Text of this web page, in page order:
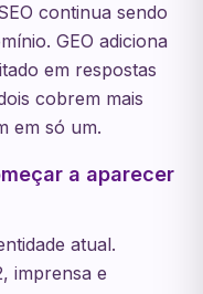
continua sendo
GEO adiciona
em respostas
cobrem mais
em só um.
a aparecer
atual.
imprensa e